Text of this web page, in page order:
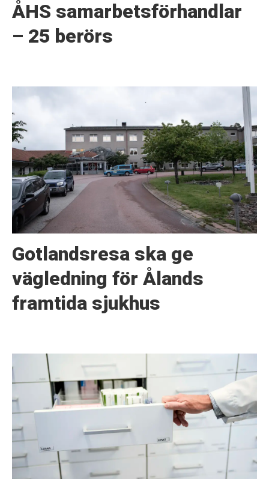
ÅHS samarbetsförhandlar
– 25 berörs
Gotlandsresa ska ge
vägledning för Ålands
framtida sjukhus